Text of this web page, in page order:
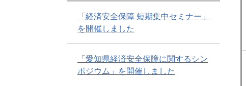
「経済安全保障 短期集中セミナー」
を開催しました
「愛知県経済安全保障に関するシン
ポジウム」を開催しました